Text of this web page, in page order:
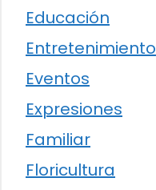
Educación
Entretenimiento
Eventos
Expresiones
Familiar
Floricultura